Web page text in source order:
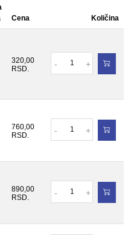
Cena Količina
320,00
RSD.
- +
760,00
RSD.
- +
890,00
RSD.
- +